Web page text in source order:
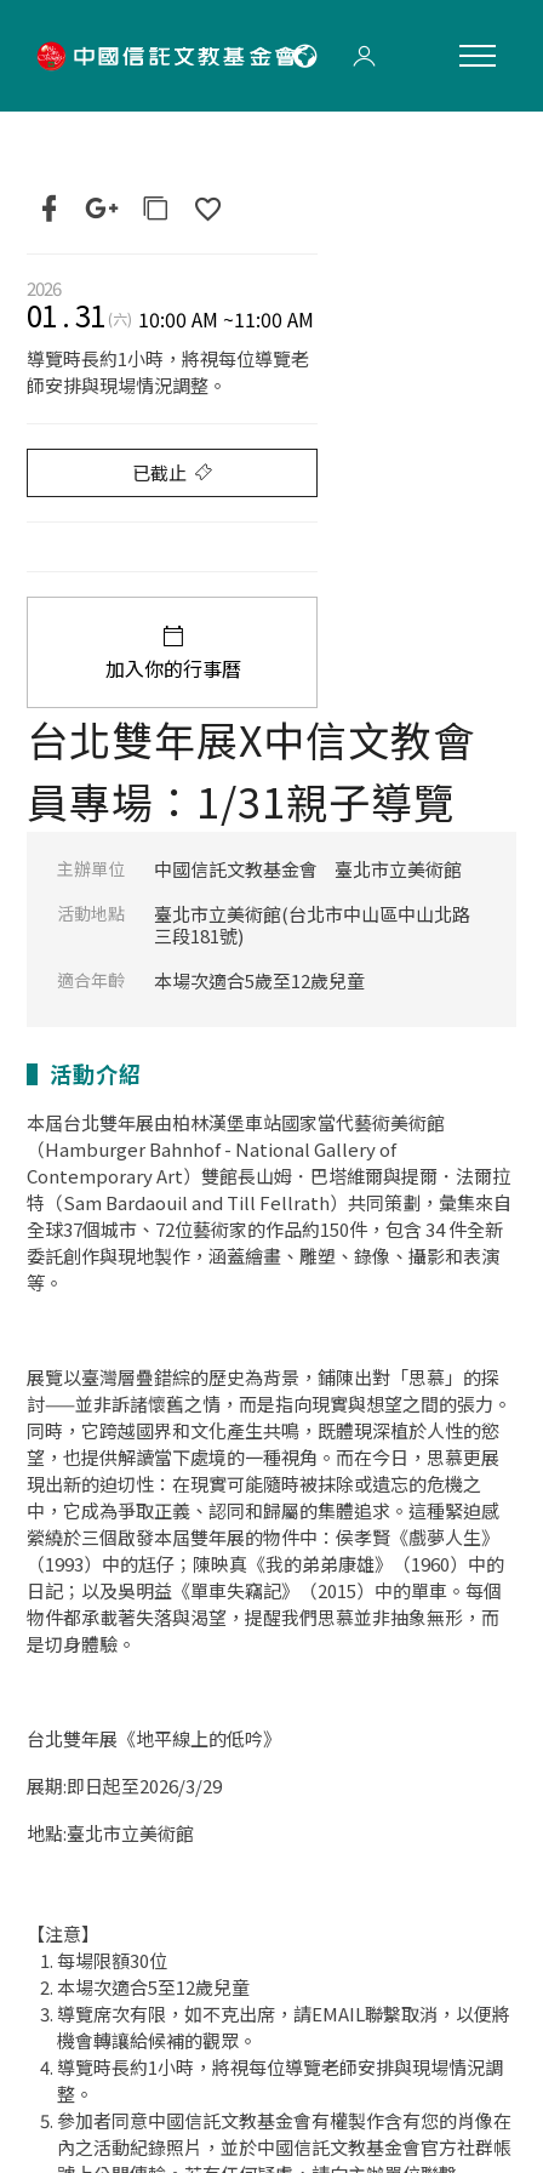
2026
01 .31 (六) 10:00 AM ~11:00 AM
導覽時長約1小時，將視每位導覽老
師安排與現場情況調整。
已截止
加入你的行事曆
台北雙年展X中信文教會
員專場：1/31親子導覽
主辦單位 中國信託文教基金會 臺北市立美術館
活動地點
臺北市立美術館(台北市中山區中山北路
三段181號)
適合年齡 本場次適合5歲至12歲兒童
▌活動介紹
本屆台北雙年展由柏林漢堡車站國家當代藝術美術館
（Hamburger Bahnhof - National Gallery of
Contemporary Art）雙館長山姆．巴塔維爾與提爾．法爾拉
特（Sam Bardaouil and Till Fellrath）共同策劃，彙集來自
全球37個城市、72位藝術家的作品約150件，包含 34 件全新
委託創作與現地製作，涵蓋繪畫、雕塑、錄像、攝影和表演
等。
展覽以臺灣層疊錯綜的歷史為背景，鋪陳出對「思慕」的探
討——並非訴諸懷舊之情，而是指向現實與想望之間的張力。
同時，它跨越國界和文化產生共鳴，既體現深植於人性的慾
望，也提供解讀當下處境的一種視角。而在今日，思慕更展
現出新的迫切性：在現實可能隨時被抹除或遺忘的危機之
中，它成為爭取正義、認同和歸屬的集體追求。這種緊迫感
縈繞於三個啟發本屆雙年展的物件中：侯孝賢《戲夢人生》
（1993）中的尪仔；陳映真《我的弟弟康雄》（1960）中的
日記；以及吳明益《單車失竊記》（2015）中的單車。每個
物件都承載著失落與渴望，提醒我們思慕並非抽象無形，而
是切身體驗。
台北雙年展《地平線上的低吟》
展期:即日起至2026/3/29
地點:臺北市立美術館
【注意】
每場限額30位
本場次適合5至12歲兒童
導覽席次有限，如不克出席，請EMAIL聯繫取消，以便將
機會轉讓給候補的觀眾。
導覽時長約1小時，將視每位導覽老師安排與現場情況調
整。
參加者同意中國信託文教基金會有權製作含有您的肖像在
內之活動紀錄照片，並於中國信託文教基金會官方社群帳